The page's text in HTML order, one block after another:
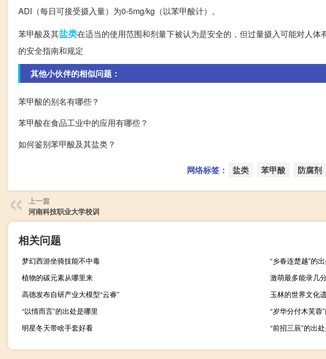
ADI（每日可接受摄入量）为0-5mg/kg（以苯甲酸计）。
苯甲酸及其盐类在适当的使用范围和剂量下被认为是安全的，但过量摄入可能对人
的安全指南和规定
其他小伙伴的相似问题：
苯甲酸的别名有哪些？
苯甲酸在食品工业中的应用有哪些？
如何鉴别苯甲酸及其盐类？
网络标签： 盐类 苯甲酸 防腐剂
上一篇
河南科技职业大学校训
相关问题
梦幻西游坐骑技能不中毒
“乡春连楚越”的
植物的碳元素从哪里来
激萌最多能录几
高德发布自研产业大模型“云睿”
玉林的世界文化
“以情而言”的出处是哪里
“岁华分付木芙蓉
明星冬天带啥手套好看
“前招三辰”的出